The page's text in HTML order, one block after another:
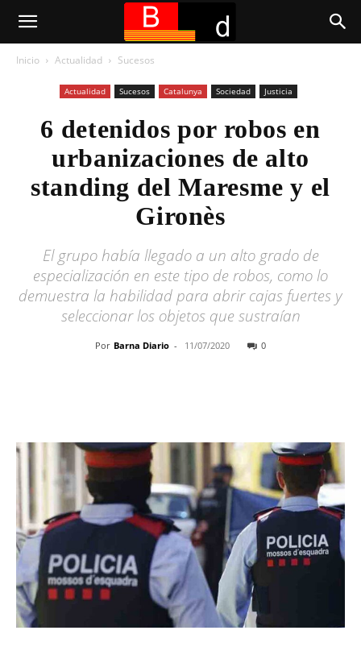
Inicio Actualidad Sucesos
Actualidad Sucesos Catalunya Sociedad Justicia
6 detenidos por robos en
urbanizaciones de alto
standing del Maresme y el
Gironès
El grupo había llegado a un alto grado de
especialización en este tipo de robos, como lo
demuestra la habilidad para abrir cajas fuertes y
seleccionar los objetos que sustraían
Por Barna Diario - 11/07/2020 0